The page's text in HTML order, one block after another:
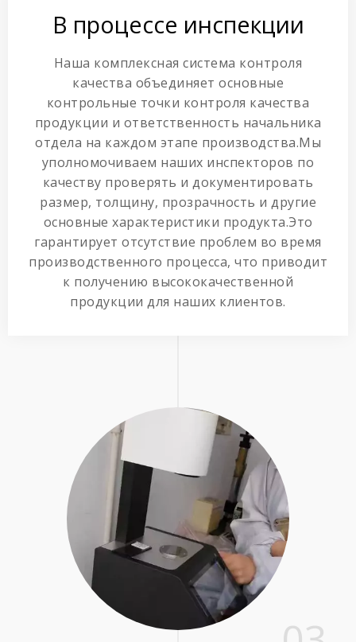
В процессе инспекции
Наша комплексная система контроля
качества объединяет основные
контрольные точки контроля качества
продукции и ответственность начальника
отдела на каждом этапе производства.Мы
уполномочиваем наших инспекторов по
качеству проверять и документировать
размер, толщину, прозрачность и другие
основные характеристики продукта.Это
гарантирует отсутствие проблем во время
производственного процесса, что приводит
к получению высококачественной
продукции для наших клиентов.